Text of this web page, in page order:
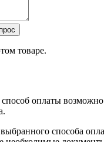
товаре.
оплаты
способа